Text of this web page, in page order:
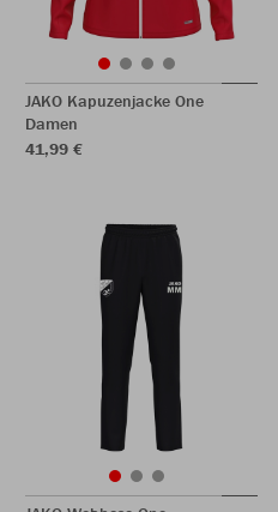
JAKO Kapuzenjacke One
Damen
41,99 €